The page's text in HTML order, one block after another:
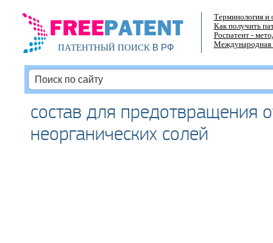
ПАТЕНТНЫЙ ПОИСКВ РФ
Терминология и
Как получить
Роспатент -
Международная
состав для предотвращения
неорганических солей